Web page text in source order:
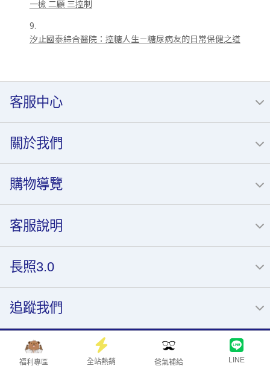
一檢 二顧 三控制
9.
汐止國泰綜合醫院：控糖人生－糖尿病友的日常保健之道
客服中心
關於我們
購物導覽
客服說明
長照3.0
追蹤我們
本網站所載內容，包括但不限於
為富康活力醫藥股份有限公司或相關權利人依法擁有之智慧財產，受著作
權法與其他相關法律保護。未經本公司書面授權，
福利專區 全站熱銷 爸氣補給 LINE